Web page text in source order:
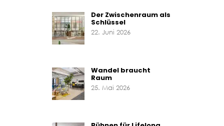
Der Zwischenraum als
Schlüssel
22. Juni 2026
Wandel braucht
Raum
25. Mai 2026